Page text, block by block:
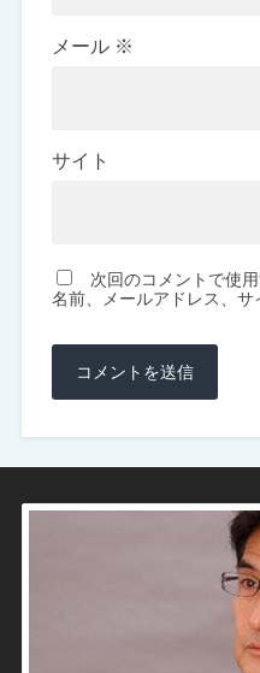
メール ※
サイト
次回のコメントで使
名前、メールアドレス、サ